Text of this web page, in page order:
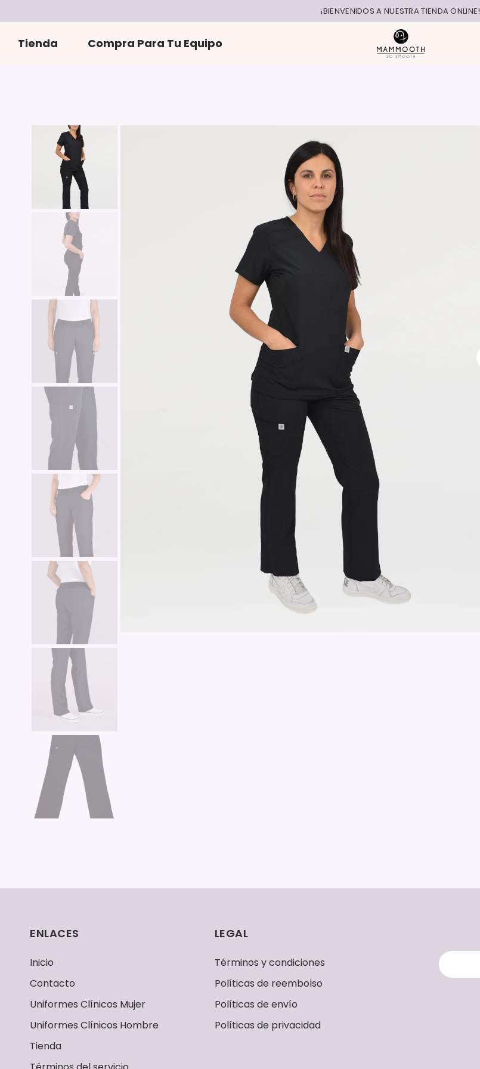
contenido
¡BIENVENIDOS A NUESTRA TIENDA ONLINE!
Tienda Compra Para Tu Equipo
ENLACES
Inicio
Contacto
Uniformes Clínicos Mujer
Uniformes Clínicos Hombre
Tienda
LEGAL
Términos y condiciones
Políticas de reembolso
Políticas de envío
Políticas de privacidad